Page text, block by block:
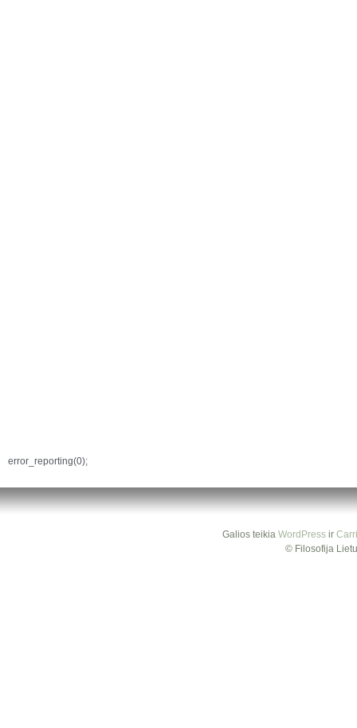
error_reporting(0);
Galios teikia WordPressir
© Filosofija